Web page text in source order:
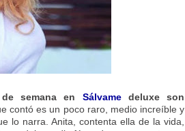
semana en Sálvamedeluxe son
contó es un poco raro, medio increíble y
lo narra. Anita, contenta ella de la vida,